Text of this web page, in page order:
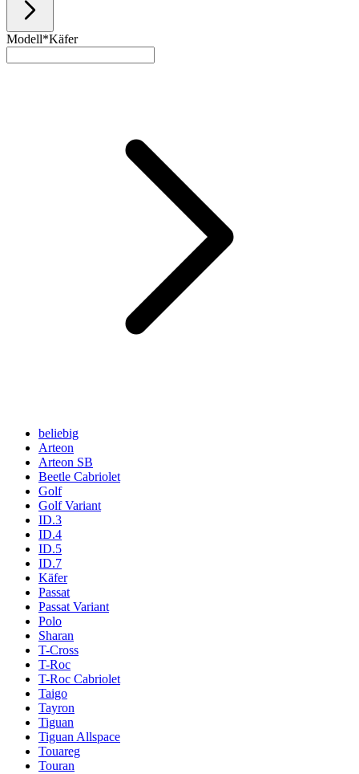
Modell*Käfer
beliebig
Arteon
Arteon SB
Beetle Cabriolet
Golf
Golf Variant
ID.3
ID.4
ID.5
ID.7
Käfer
Passat
Passat Variant
Polo
Sharan
T-Cross
T-Roc
T-Roc Cabriolet
Taigo
Tayron
Tiguan
Tiguan Allspace
Touareg
Touran